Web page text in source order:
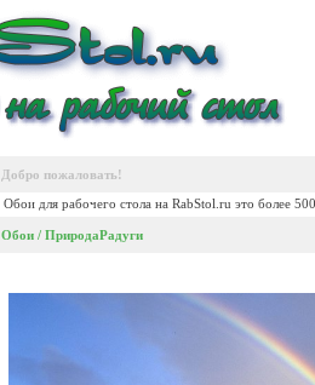
Добро пожаловать!
Обои для рабочего стола на RabStol.ru это более
Обои / ПриродаРадуги